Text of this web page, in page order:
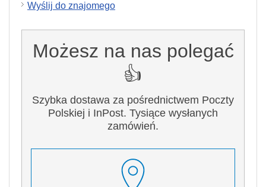
Wyślij do znajomego
Możesz na nas polegać
👍
Szybka dostawa za pośrednictwem Poczty
Polskiej i InPost. Tysiące wysłanych
zamówień.